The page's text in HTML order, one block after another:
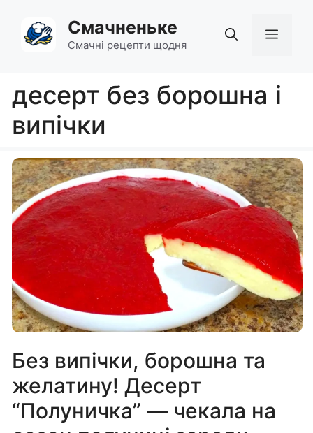
вмісту
Смачненьке
Смачні рецепти щодня
десерт без борошна і
випічки
Без випічки, борошна та
желатину! Десерт
“Полуничка” — чекала на